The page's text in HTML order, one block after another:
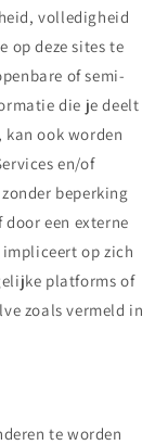
volledigheid
op deze sites te
of semi-
die je deelt
ook worden
en/of
beperking
een externe
op zich
platforms of
zoals vermeld in
te worden